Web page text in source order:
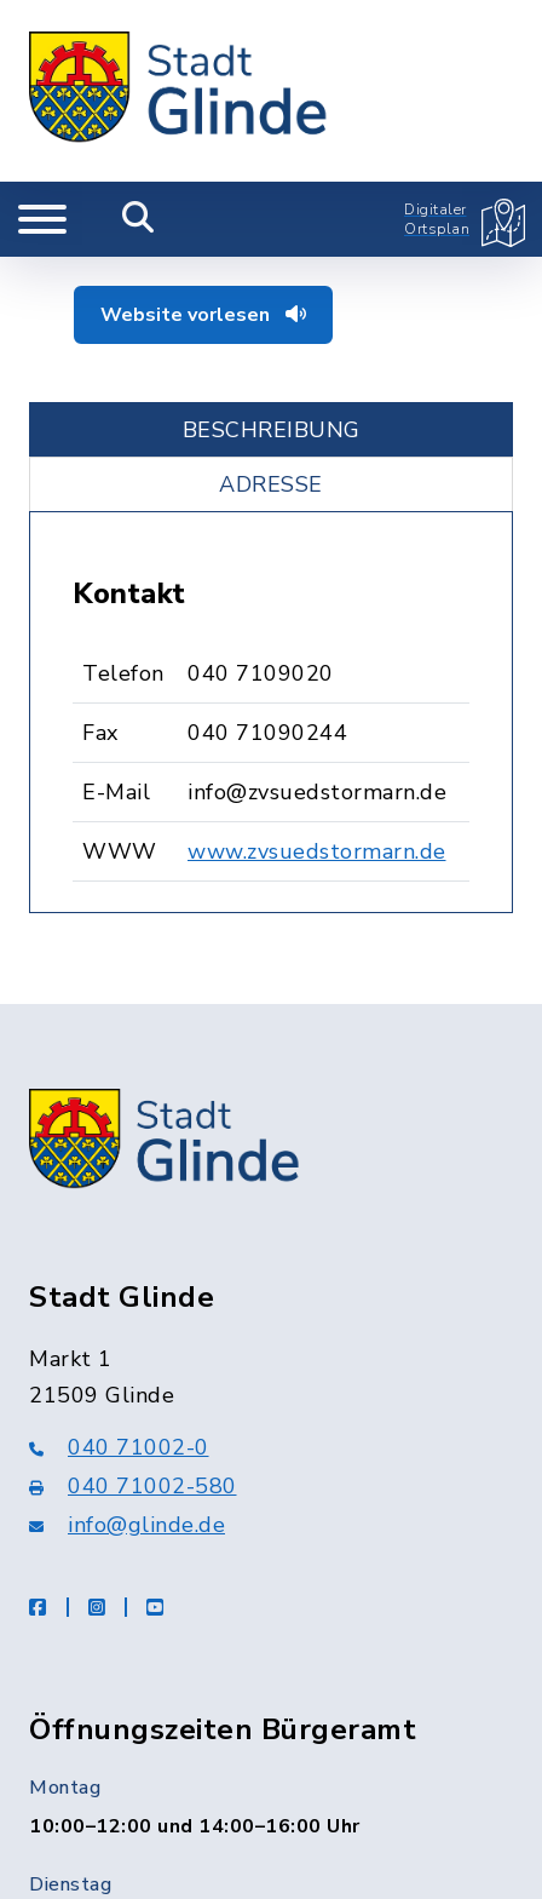
Digitaler
Ortsplan
Website vorlesen
BESCHREIBUNG
ADRESSE
Kontakt
Telefon 040 7109020
Fax 040 71090244
E-Mail info@zvsuedstormarn.de
WWW www.zvsuedstormarn.de
Stadt Glinde
Markt 1
21509 Glinde
040 71002-0
040 71002-580
info@glinde.de
facebookinstagramYoutube
Öffnungszeiten Bürgeramt
Montag
10:00–12:00 und 14:00–16:00 Uhr
Dienstag